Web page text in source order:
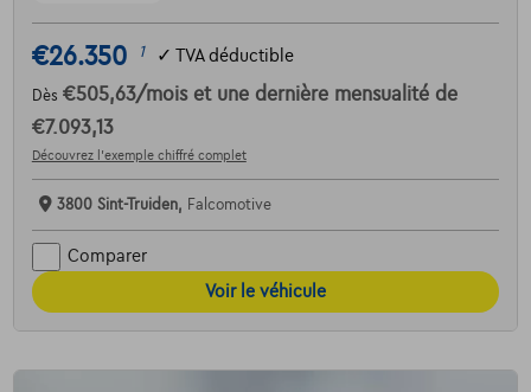
€26.350 1 ✓ TVA déductible
Dès €505,63/mois et une dernière mensualité de
€7.093,13
Découvrez l’exemple chiffré complet
3800 Sint-Truiden, Falcomotive
Comparer
Voir le véhicule